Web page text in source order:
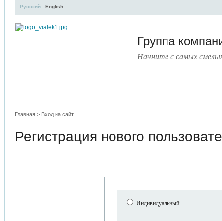
Группа
Начните с самых
Русский English
Главная > Вход на сайт
Регистрация нового
Индивидуальный